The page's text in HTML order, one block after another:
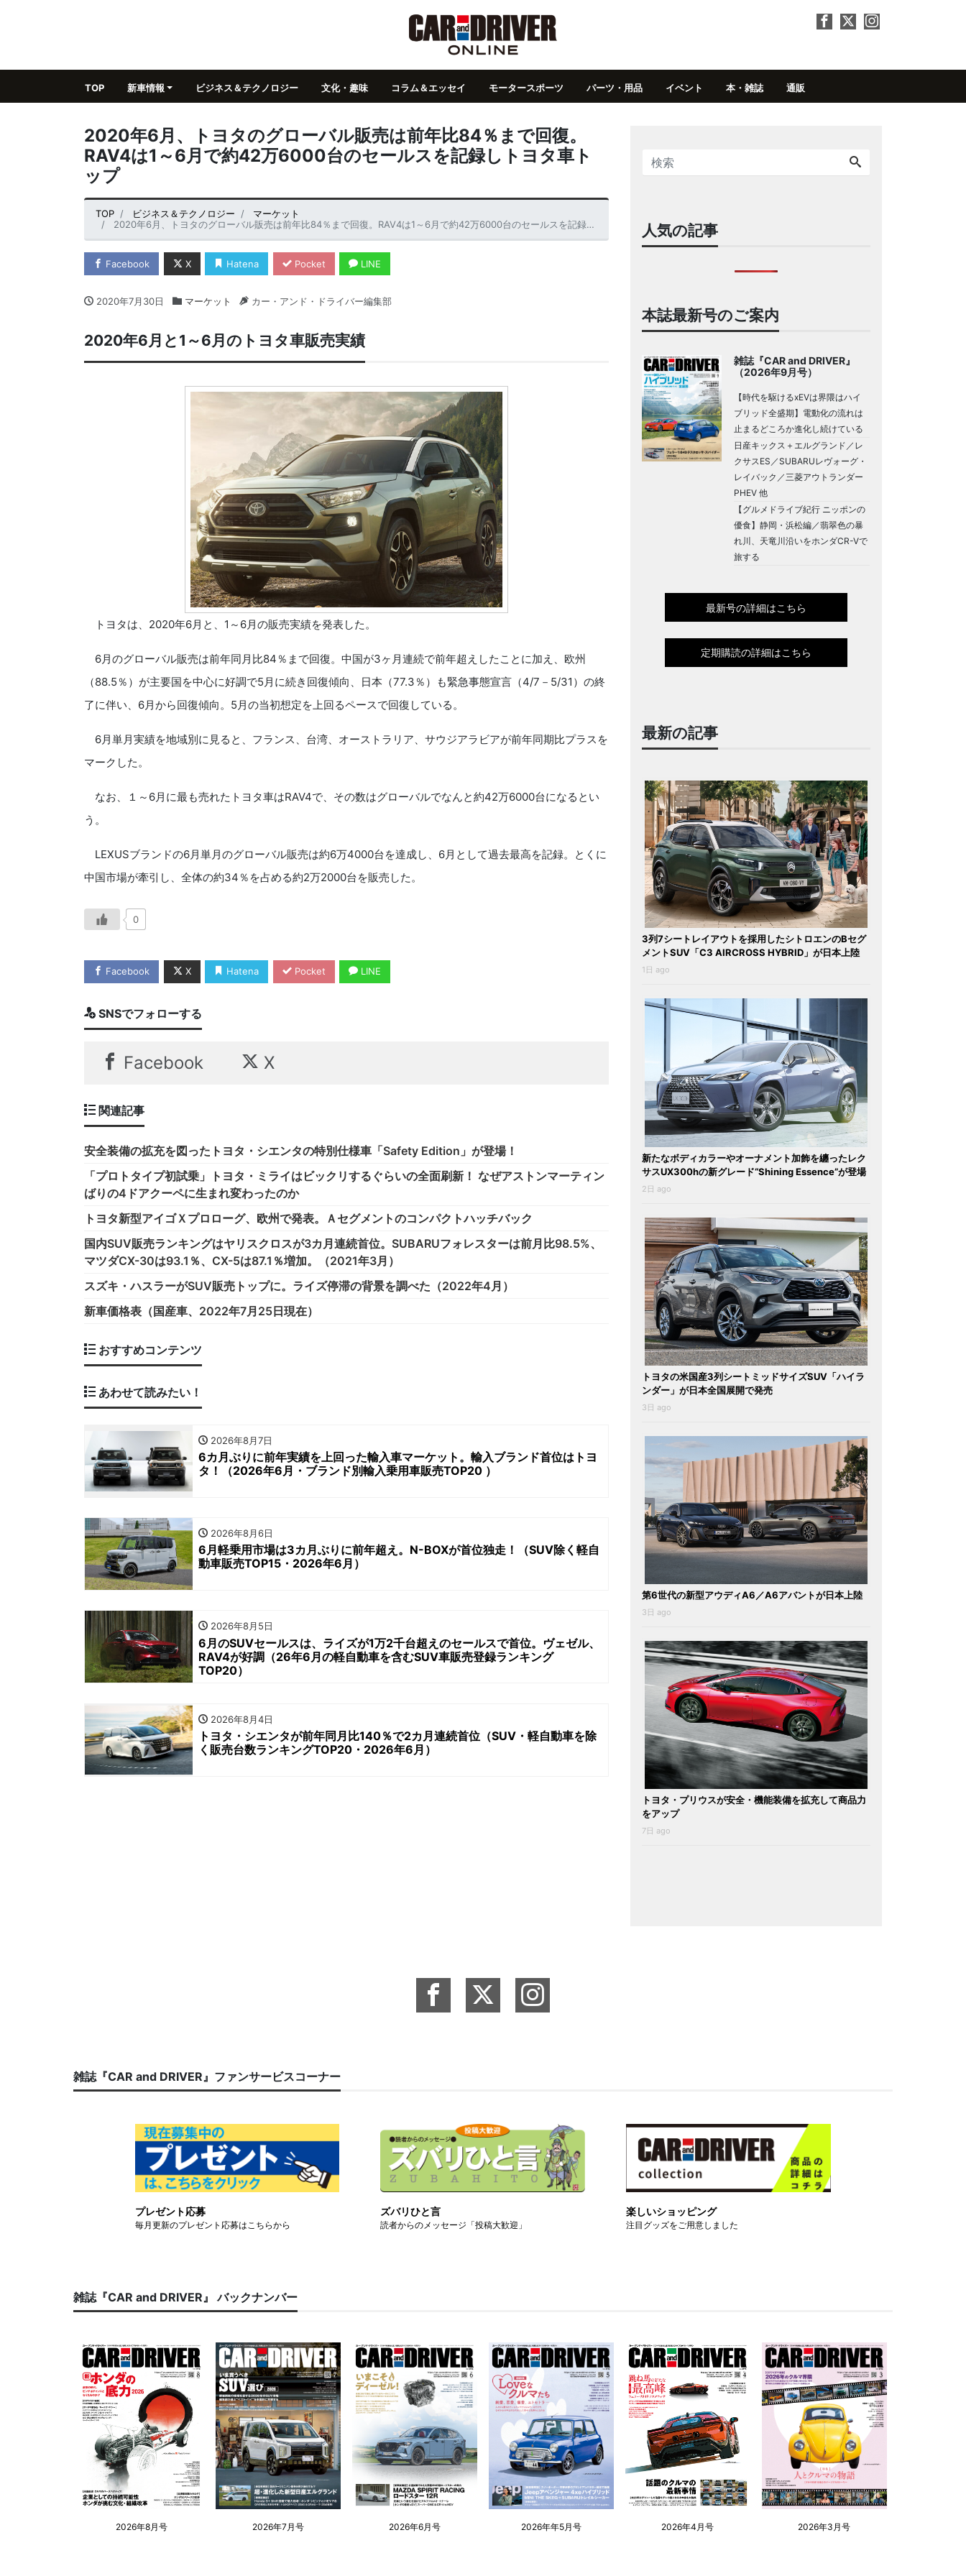
TOP 新車情報 ビジネス＆テクノロジー 文化・趣味 コラム＆エッセイ モータースポーツ パーツ・用品 イベント 本・雑誌 通販
2020年6月、トヨタのグローバル販売は前年比84％まで回復。
RAV4は1～6月で約42万6000台のセールスを記録しトヨタ車ト
ップ
TOP ビジネス＆テクノロジー
マーケット
2020年6月、トヨタのグローバル販売は前年比84％まで回復。RAV4は1～6月で約42万6000台のセールスを記録しトヨタ車トップ
Facebook X Hatena Pocket LINE
2020年7月30日 マーケット カー・アンド・ドライバー編集部
2020年6月と1～6月のトヨタ車販売実績
トヨタは、2020年6月と、1～6月の販売実績を発表した。
6月のグローバル販売は前年同月比84％まで回復。中国が3ヶ月連続で前年超えしたことに加え、欧州
（88.5％）が主要国を中心に好調で5月に続き回復傾向、日本（77.3％）も緊急事態宣言（4/7－5/31）の終
了に伴い、6月から回復傾向。5月の当初想定を上回るペースで回復している。
6月単月実績を地域別に見ると、フランス、台湾、オーストラリア、サウジアラビアが前年同期比プラスを
マークした。
なお、１～6月に最も売れたトヨタ車はRAV4で、その数はグローバルでなんと約42万6000台になるとい
う。
LEXUSブランドの6月単月のグローバル販売は約6万4000台を達成し、6月として過去最高を記録。とくに
中国市場が牽引し、全体の約34％を占める約2万2000台を販売した。
0
Facebook X Hatena Pocket LINE
SNSでフォローする
Facebook X
関連記事
安全装備の拡充を図ったトヨタ・シエンタの特別仕様車「Safety Edition」が登場！
「プロトタイプ初試乗」トヨタ・ミライはビックリするぐらいの全面刷新！ なぜアストンマーティン
ばりの4ドアクーペに生まれ変わったのか
トヨタ新型アイゴＸプロローグ、欧州で発表。Ａセグメントのコンパクトハッチバック
国内SUV販売ランキングはヤリスクロスが3カ月連続首位。SUBARUフォレスターは前月比98.5%、
マツダCX-30は93.1％、CX-5は87.1％増加。（2021年3月）
スズキ・ハスラーがSUV販売トップに。ライズ停滞の背景を調べた（2022年4月）
新車価格表（国産車、2022年7月25日現在）
おすすめコンテンツ
あわせて読みたい！
2026年8月7日
6カ月ぶりに前年実績を上回った輸入車マーケット。輸入ブランド首位はトヨ
タ！（2026年6月・ブランド別輸入乗用車販売TOP20 ）
2026年8月6日
6月軽乗用市場は3カ月ぶりに前年超え。N-BOXが首位独走！（SUV除く軽自
動車販売TOP15・2026年6月）
2026年8月5日
6月のSUVセールスは、ライズが1万2千台超えのセールスで首位。ヴェゼル、
RAV4が好調（26年6月の軽自動車を含むSUV車販売登録ランキング
TOP20）
2026年8月4日
トヨタ・シエンタが前年同月比140％で2カ月連続首位（SUV・軽自動車を除
く販売台数ランキングTOP20・2026年6月）
人気の記事
本誌最新号のご案内
雑誌『CAR and DRIVER』
（2026年9月号）
【時代を駆けるxEVは界隈はハイ
ブリッド全盛期】電動化の流れは
止まるどころか進化し続けている
日産キックス＋エルグランド／レ
クサスES／SUBARUレヴォーグ・
レイバック／三菱アウトランダー
PHEV 他
【グルメドライブ紀行 ニッポンの
優食】静岡・浜松編／翡翠色の暴
れ川、天竜川沿いをホンダCR-Vで
旅する
最新号の詳細はこちら
定期購読の詳細はこちら
最新の記事
3列7シートレイアウトを採用したシトロエンのBセグ
メントSUV「C3 AIRCROSS HYBRID」が日本上陸
1日 ago
新たなボディカラーやオーナメント加飾を纏ったレク
サスUX300hの新グレード“Shining Essence”が登場
2日 ago
トヨタの米国産3列シートミッドサイズSUV「ハイラ
ンダー」が日本全国展開で発売
3日 ago
第6世代の新型アウディA6／A6アバントが日本上陸
3日 ago
トヨタ・プリウスが安全・機能装備を拡充して商品力
をアップ
7日 ago
雑誌『CAR and DRIVER』ファンサービスコーナー
プレゼント応募
毎月更新のプレゼント応募はこちらから
ズバリひと言
読者からのメッセージ「投稿大歓迎」
楽しいショッピング
注目グッズをご用意しました
雑誌『CAR and DRIVER』 バックナンバー
2026年8月号 2026年7月号 2026年6月号 2026年年5月号 2026年4月号 2026年3月号